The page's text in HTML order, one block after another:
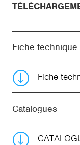
Fiche technique
Fiche
Catalogues